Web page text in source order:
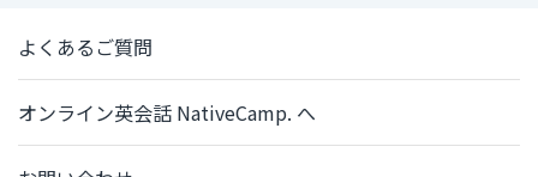
よくあるご質問
オンライン英会話 NativeCamp. へ